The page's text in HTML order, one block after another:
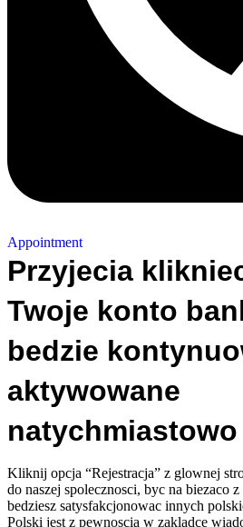
Appointment
Przyjecia
Twoje konto
bedzie
aktywowane
natychmiastowo
Kliknij opcja “Rejestracja” z glownej
do naszej spolecznosci, byc na biezaco
bedziesz satysfakcjonowac innych
Polski jest z pewnoscia w zakladce